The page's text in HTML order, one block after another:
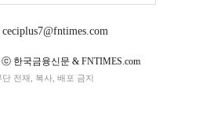
한국금융신문 & FNTIMES.com
전재, 복사, 배포 금지